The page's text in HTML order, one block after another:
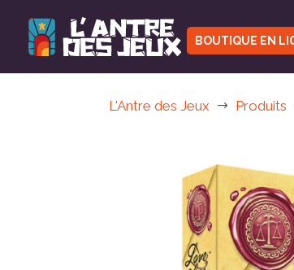
BOUTIQUE EN
L'Antre des Jeux $ Produits